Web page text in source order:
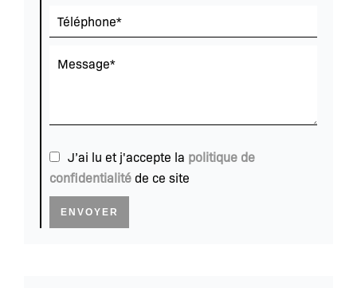
J’ai lu et j'accepte la politique de
confidentialité de ce site
ENVOYER